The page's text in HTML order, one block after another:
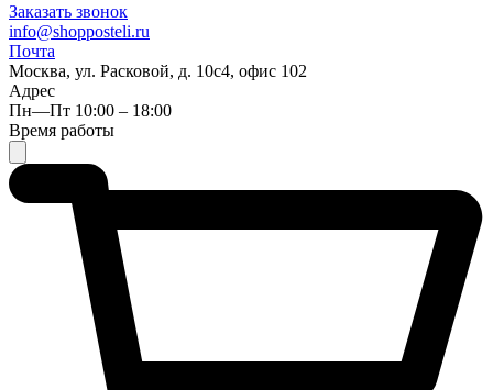
Заказать звонок
info@shopposteli.ru
Почта
Москва, ул. Расковой, д. 10с4, офис 102
Адрес
Пн—Пт 10:00 – 18:00
Время работы